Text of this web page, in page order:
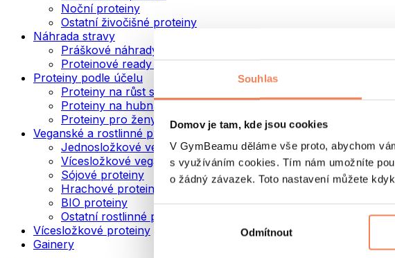
Souhlas
Domov je tam, kde jsou cookies
V GymBeamu děláme vše proto, abychom
s využíváním cookies. Tím nám umožníte
o žádný závazek. Toto nastavení můžete
Odmítnout
Noční proteiny
Ostatní živočišné proteiny
Náhrada stravy
Práškové náhrady stravy
Proteinové ready to drink nápoje
Proteiny podle účelu
Proteiny na růst svalů
Proteiny na hubnutí
Proteiny pro ženy
Veganské a rostlinné proteiny
Jednosložkové veganské proteiny
Vícesložkové veganské proteiny
Sójové proteiny
Hrachové proteiny
BIO proteiny
Ostatní rostlinné proteiny
Vícesložkové proteiny
Gainery